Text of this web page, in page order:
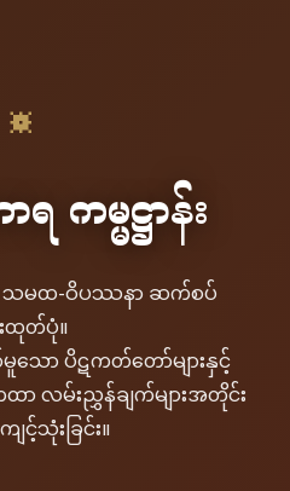
☸
ကမ္မဋ္ဌာန်း
သမထ-ဝိပဿနာ ဆက်စပ်
ထုတ်ပုံ။
သော ပိဋကတ်တော်များနှင့်
ာ လမ်းညွှန်ချက်များအတိုင်း
င့်သုံးခြင်း။